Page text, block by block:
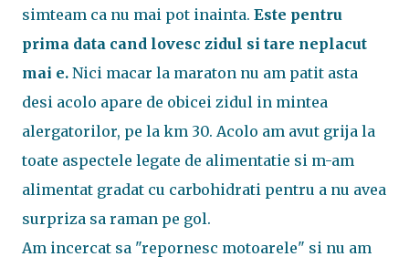
simteam ca nu mai pot inainta. Este pentru
prima data cand lovesc zidul si tare neplacut
mai e. Nici macar la maraton nu am patit asta
desi acolo apare de obicei zidul in mintea
alergatorilor, pe la km 30. Acolo am avut grija la
toate aspectele legate de alimentatie si m-am
alimentat gradat cu carbohidrati pentru a nu avea
surpriza sa raman pe gol.
Am incercat sa "repornesc motoarele" si nu am